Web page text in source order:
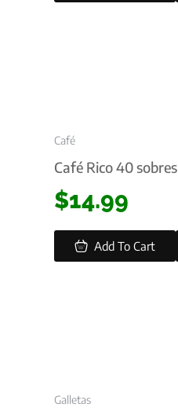
Café
Café Rico 40 sobres
$14.99
Add To Cart
Galletas